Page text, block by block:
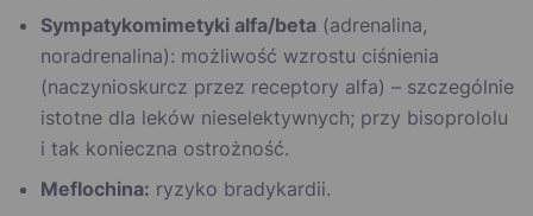
Sympatykomimetyki alfa/beta (adrenalina,
noradrenalina): możliwość wzrostu ciśnienia
(naczynioskurcz przez receptory alfa) – szczególnie
istotne dla leków nieselektywnych; przy bisoprololu
i tak konieczna ostrożność.
Meflochina: ryzyko bradykardii.